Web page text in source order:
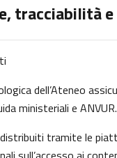
tracciabilità
dell’Ateneo
ministeriali e ANVUR.
tramite le